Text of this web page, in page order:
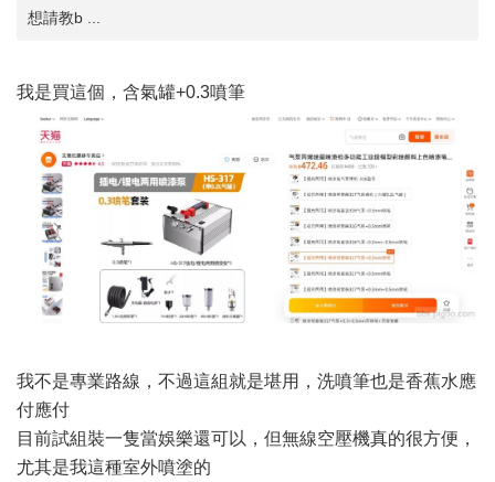
想請教b ...
我是買這個，含氣罐+0.3噴筆
我不是專業路線，不過這組就是堪用，洗噴筆也是香蕉水應
付應付
目前試組裝一隻當娛樂還可以，但無線空壓機真的很方便，
尤其是我這種室外噴塗的